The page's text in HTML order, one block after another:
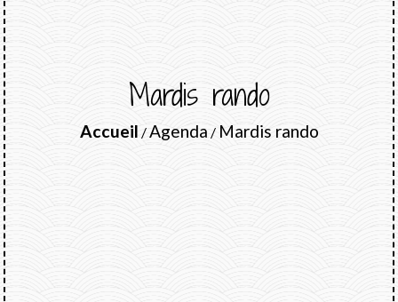
Mardis rando
Accueil / Agenda / Mardis rando